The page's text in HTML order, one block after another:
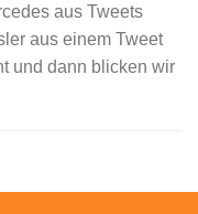
aus Tweets
aus einem Tweet
und dann blicken wir